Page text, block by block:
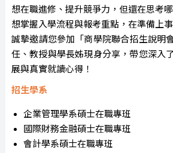
想在職進修、提升競爭力，但還在思考
想掌握入學流程與報考重點，在準備上
誠摯邀請您參加「商學院聯合招生說明
任、教授與學長姊現身分享，帶您深入
展與真實就讀心得！
招生學系
企業管理學系碩士在職專班
國際財務金融碩士在職專班
會計學系碩士在職專班